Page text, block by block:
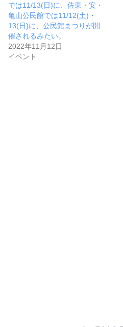
では11/13(日)に、佐東・安・
亀山公民館では11/12(土)・
13(日)に、公民館まつりが開
催されるみたい。
2022年11月12日
イベント